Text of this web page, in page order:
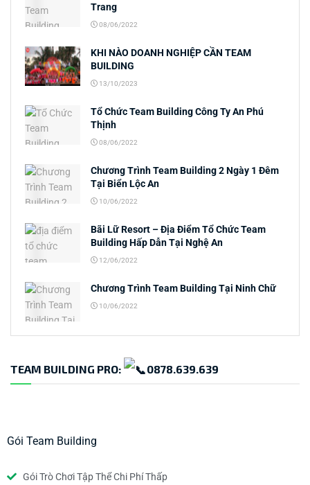
Trang
08/06/2022
KHI NÀO DOANH NGHIỆP CẦN TEAM
BUILDING
13/10/2023
Tổ Chức Team Building Công Ty An Phú
Thịnh
08/06/2022
Chương Trình Team Building 2 Ngày 1 Đêm
Tại Biển Lộc An
10/06/2022
Bãi Lữ Resort – Địa Điểm Tổ Chức Team
Building Hấp Dẫn Tại Nghệ An
12/06/2022
Chương Trình Team Building Tại Ninh Chữ
10/06/2022
TEAM BUILDING PRO: 0878.639.639
Gói Team Building
Gói Trò Chơi Tập Thể Chi Phí Thấp